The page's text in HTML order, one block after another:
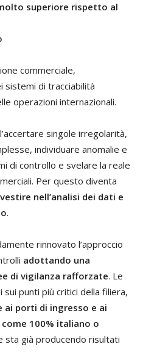
superiore rispetto al
commerciale,
sistemi di tracciabilità
operazioni internazionali.
singole irregolarità,
individuare anomalie e
di controllo e svelare la reale
Per questo diventa
nell’analisi dei dati e
.
rinnovato l’approccio
adottando una
di vigilanza rafforzate. Le
punti più critici della filiera,
porti di ingresso e ai
100% italiano o
sta già producendo risultati